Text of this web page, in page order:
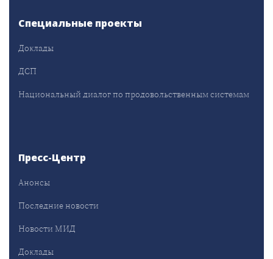
Специальные проекты
Доклады
ДСП
Национальный диалог по продовольственным системам
Пресс-Центр
Анонсы
Последние новости
Новости МИД
Доклады